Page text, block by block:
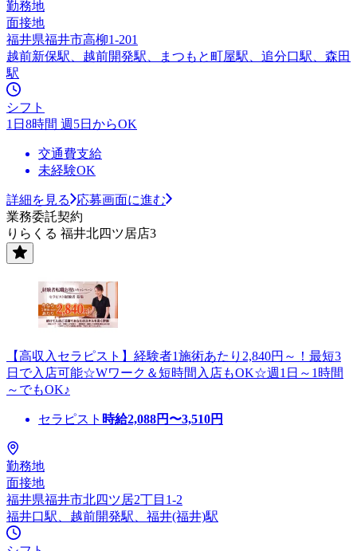
勤務地
面接地
福井県福井市高柳1-201
越前新保駅、越前開発駅、まつもと町屋駅、追分口駅、森田
駅
シフト
1日8時間 週5日からOK
交通費支給
未経験OK
詳細を見る
応募画面に進む
業務委託契約
りらくる 福井北四ツ居店3
【高収入セラピスト】経験者1施術あたり2,840円～！最短3
日で入店可能☆Wワーク＆短時間入店もOK☆週1日～1時間
～でもOK♪
セラピスト 時給2,088円〜3,510円
勤務地
面接地
福井県福井市北四ツ居2丁目1-2
福井口駅、越前開発駅、福井(福井)駅